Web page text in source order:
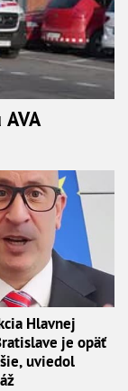
Hlavnej
je opäť
uviedol